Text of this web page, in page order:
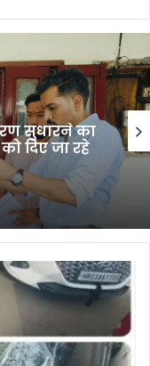
सुधारने का
दिए जा रहे